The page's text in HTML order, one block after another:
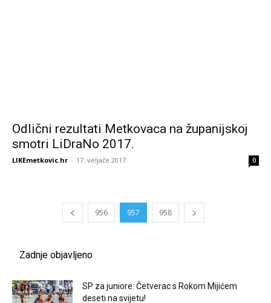
Odlični rezultati Metkovaca na županijskoj
smotri LiDraNo 2017.
LIKEmetkovic.hr - 17. veljače 2017. 0
956 957 958
Zadnje objavljeno
SP za juniore: Četverac s Rokom Mijićem
deseti na svijetu!